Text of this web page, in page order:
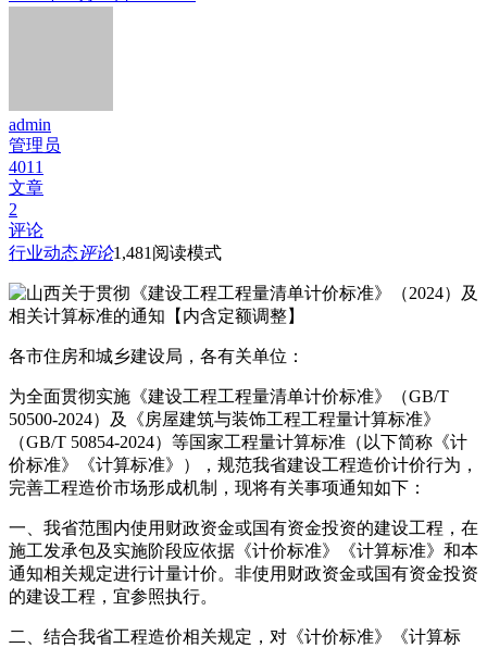
admin
管理员
4011
文章
2
评论
行业动态评论1,481 阅读模式
各市住房和城乡建设局，各有关单位：
为全面贯彻实施《建设工程工程量清单计价标准》（GB/T
50500-2024）及《房屋建筑与装饰工程工程量计算标准》
（GB/T 50854-2024）等国家工程量计算标准（以下简称《计
价标准》《计算标准》），规范我省建设工程造价计价行为，
完善工程造价市场形成机制，现将有关事项通知如下：
一、我省范围内使用财政资金或国有资金投资的建设工程，在
施工发承包及实施阶段应依据《计价标准》《计算标准》和本
通知相关规定进行计量计价。非使用财政资金或国有资金投资
的建设工程，宜参照执行。
二、结合我省工程造价相关规定，对《计价标准》《计算标